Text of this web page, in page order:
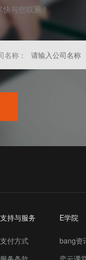
快与您联系！
名称：
支持与服务
支付方式
E学院
bang资